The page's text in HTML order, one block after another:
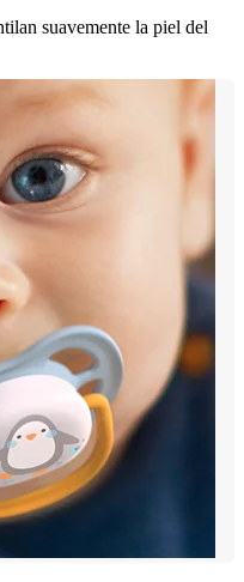
suavemente la piel del